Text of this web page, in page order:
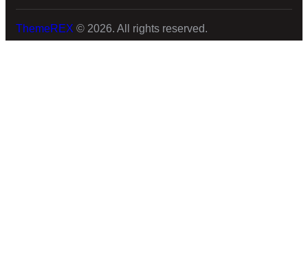
ThemeREX © 2026. All rights reserved.